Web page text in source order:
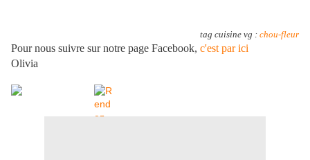
tag cuisine vg : chou-fleur
Pour nous suivre sur notre page Facebook, c'est par ici
Olivia